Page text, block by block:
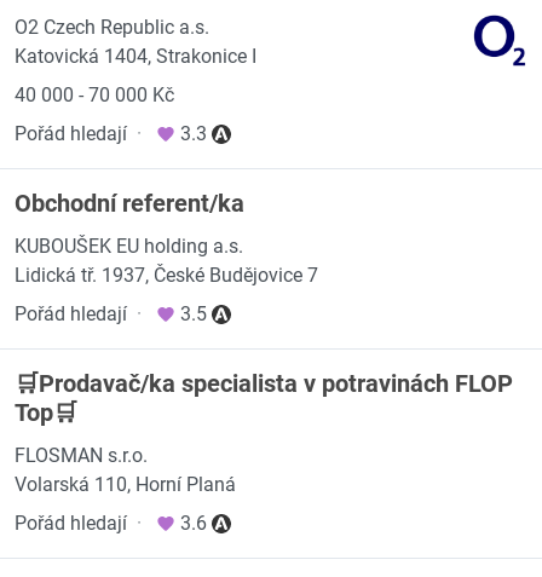
O2 Czech Republic a.s.
Katovická 1404, Strakonice I
40 000 - 70 000 Kč
Pořád hledají · 3.3
Obchodní referent/ka
KUBOUŠEK EU holding a.s.
Lidická tř. 1937, České Budějovice 7
Pořád hledají · 3.5
🛒Prodavač/ka specialista v potravinách FLOP
Top🛒
FLOSMAN s.r.o.
Volarská 110, Horní Planá
Pořád hledají · 3.6